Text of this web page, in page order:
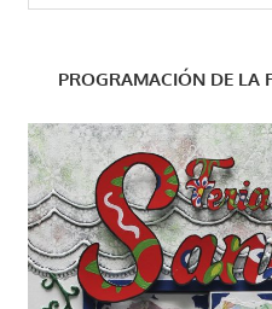
PROGRAMACIÓN DE LA